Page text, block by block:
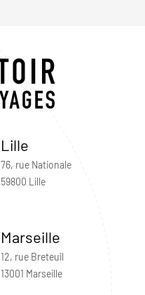
Lille
76, rue Nationale
59800 Lille
Marseille
12, rue Breteuil
13001 Marseille